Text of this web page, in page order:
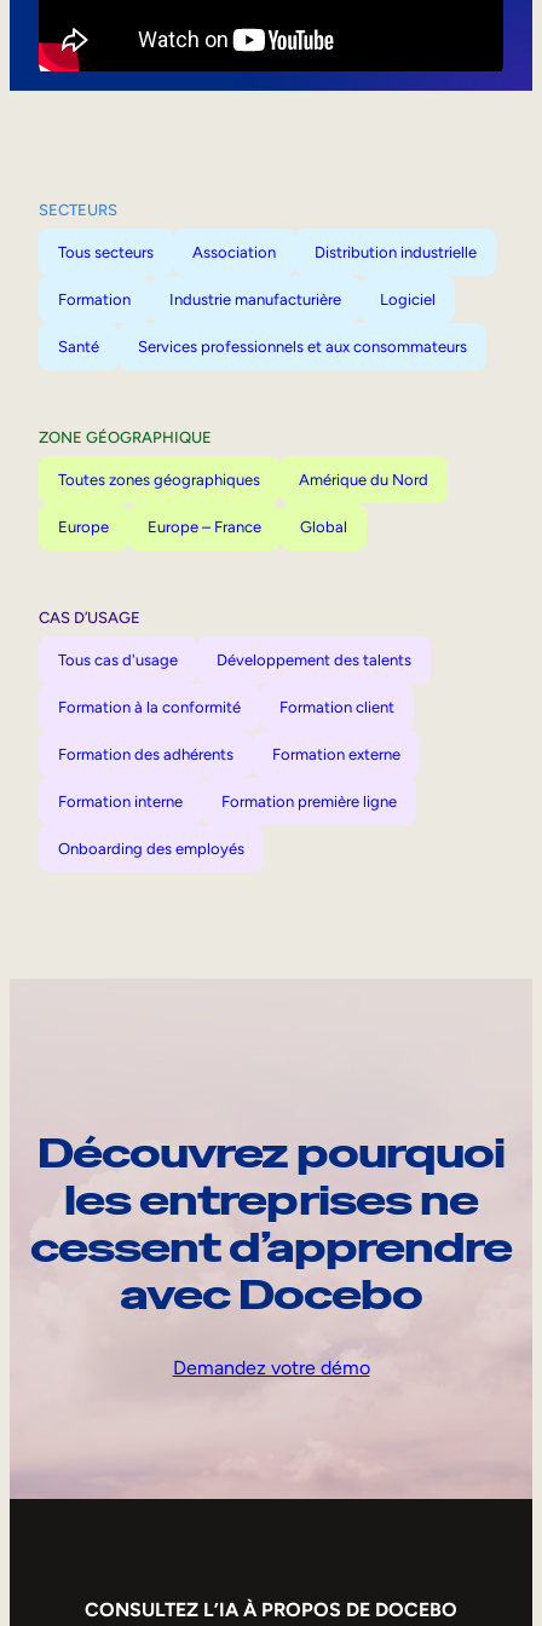
SECTEURS
Tous secteurs Association Distribution industrielle
Formation Industrie manufacturière Logiciel
Santé Services professionnels et aux consommateurs
ZONE GÉOGRAPHIQUE
Toutes zones géographiques Amérique du Nord
Europe Europe – France Global
CAS D’USAGE
Tous cas d'usage Développement des talents
Formation à la conformité Formation client
Formation des adhérents Formation externe
Formation interne Formation première ligne
Onboarding des employés
Découvrez pourquoi
les entreprises ne
cessent d’apprendre
avec Docebo
Demandez votre démo
CONSULTEZ L’IA À PROPOS DE DOCEBO